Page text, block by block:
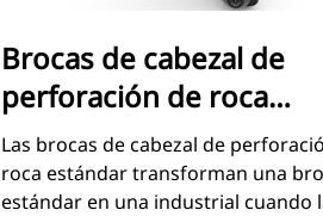
Brocas de cabezal de
perforación de roca
estándar (con pernos)
Las brocas de cabezal de
roca estándar transforman una
estándar en una industrial cuando